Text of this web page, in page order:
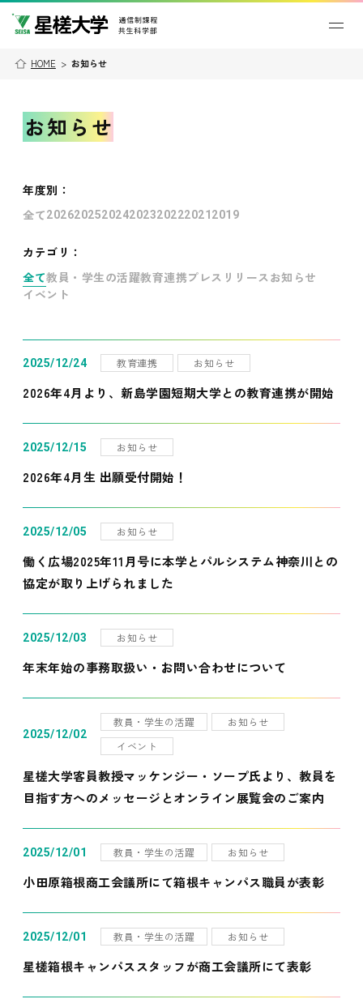
HOME > お知らせ
お知らせ
年度別 ：
全て202620252024202320222021 2019
カテゴリ：
全て教員・学生の活躍教育連携プレスリリース お知らせ
イベント
2025/12/24 教育連携 お知らせ
2026年4月より、新島学園短期大学との教育連携が開始
2025/12/15 お知らせ
2026年4月生 出願受付開始！
2025/12/05 お知らせ
働く広場2025年11月号に本学とパルシステム神奈川との
協定が取り上げられました
2025/12/03 お知らせ
年末年始の事務取扱い・お問い合わせについて
2025/12/02
教員・学生の活躍
お知らせ
イベント
星槎大学客員教授マッケンジー・ソープ氏より、教員を
目指す方へのメッセージとオンライン展覧会のご案内
2025/12/01 教員・学生の活躍 お知らせ
小田原箱根商工会議所にて箱根キャンパス職員が表彰
2025/12/01 教員・学生の活躍 お知らせ
星槎箱根キャンパススタッフが商工会議所にて表彰